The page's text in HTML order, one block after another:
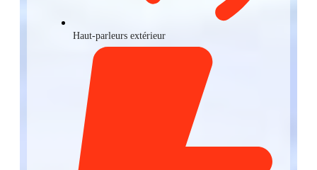
Haut-parleurs extérieur